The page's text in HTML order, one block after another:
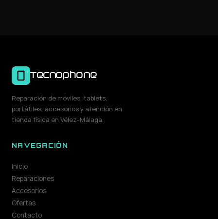
Tecnophone
Reparación de móviles, tablets,
portátiles, accesorios y atención en
tienda física en Vélez-Málaga.
NAVEGACIÓN
Inicio
Reparaciones
Accesorios
Ofertas
Contacto